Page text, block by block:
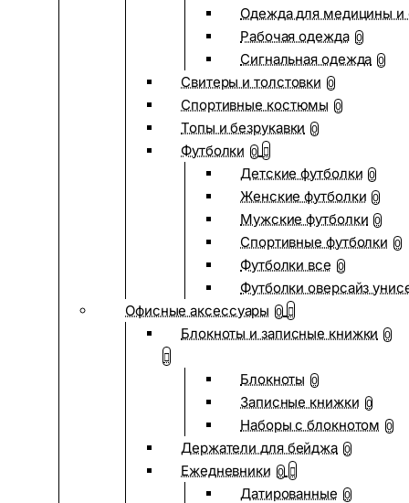
Одежда для медицины и
Рабочая одежда 0
Сигнальная одежда 0
Свитеры и толстовки 0
Спортивные костюмы 0
Топы и безрукавки 0
Футболки 0
Детские футболки 0
Женские футболки 0
Мужские футболки 0
Спортивные футболки 0
Футболки все 0
Футболки оверсайз
Офисные аксессуары 0
Блокноты и записные книжки 0
Блокноты 0
Записные книжки 0
Наборы с блокнотом 0
Держатели для бейджа 0
Ежедневники 0
Датированные 0